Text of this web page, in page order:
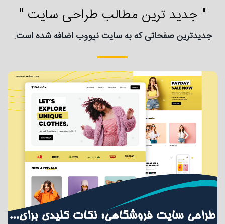
" جدید ترین مطالب طراحی سایت "
جدیدترین صفحاتی که به سایت نیووب اضافه شده است.